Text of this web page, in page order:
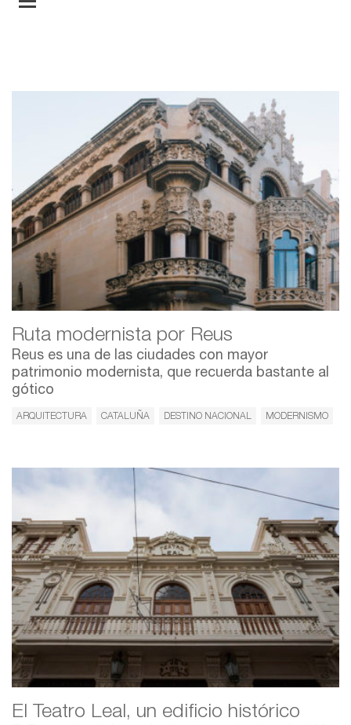
Ruta modernista por Reus
Reus es una de las ciudades con mayor
patrimonio modernista, que recuerda bastante al
gótico
ARQUITECTURA CATALUÑA DESTINO NACIONAL MODERNISMO
El Teatro Leal, un edificio histórico